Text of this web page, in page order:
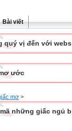
Bài viết
quý vị đến với
ước
mơ >
những giấc ngủ